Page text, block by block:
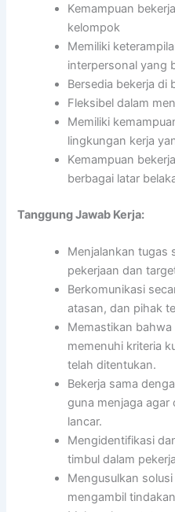
Kemampuan
kelompok
Memiliki
interpersonal yang
Bersedia bekerja di
Fleksibel dalam
Memiliki
lingkungan kerja
Kemampuan
berbagai latar
Tanggung Jawab Kerja:
Menjalankan tugas
pekerjaan dan
Berkomunikasi
atasan, dan pihak
Memastikan
memenuhi kriteria
telah ditentukan.
Bekerja sama
guna menjaga agar
lancar.
Mengidentifikasi
timbul dalam
Mengusulkan
mengambil